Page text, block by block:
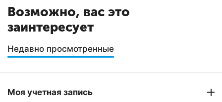
Возможно, вас это
заинтересует
Недавно просмотренные
Моя учетная запись